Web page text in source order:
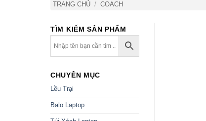
TRANG CHỦ / COACH
TÌM KIẾM SẢN PHẨM
CHUYÊN MỤC
Lều Trại
Balo Laptop